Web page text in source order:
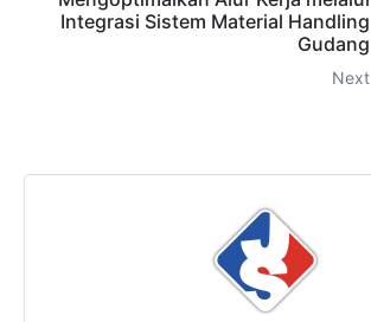
Integrasi Sistem Material Handling
Gudang
Next